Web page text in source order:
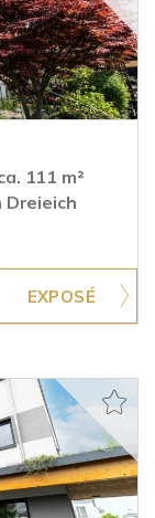
111 m²
Dreieich